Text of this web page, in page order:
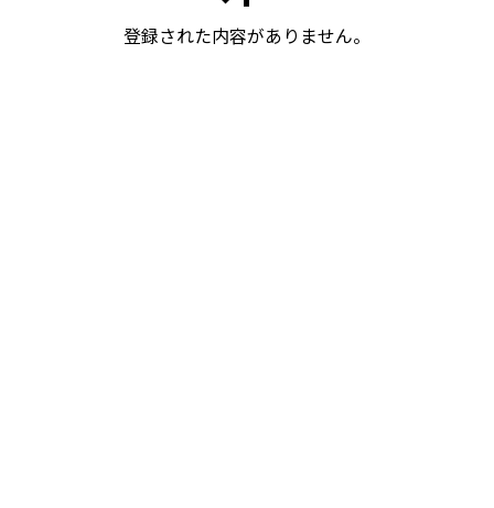
登録された内容がありません。